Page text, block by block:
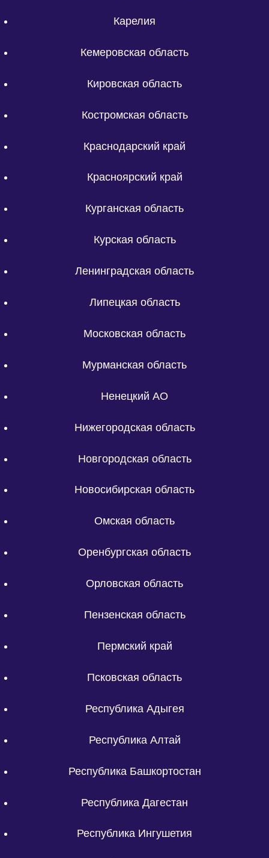
Карелия
Кемеровская область
Кировская область
Костромская область
Краснодарский край
Красноярский край
Курганская область
Курская область
Ленинградская область
Липецкая область
Московская область
Мурманская область
Ненецкий АО
Нижегородская область
Новгородская область
Новосибирская область
Омская область
Оренбургская область
Орловская область
Пензенская область
Пермский край
Псковская область
Республика Адыгея
Республика Алтай
Республика Башкортостан
Республика Дагестан
Республика Ингушетия